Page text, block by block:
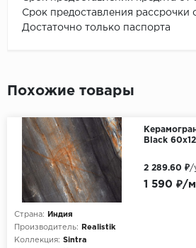
Срок предоставления рассрочки
Достаточно только паспорта
Похожие товары
Black
Страна:
Индия
Производитель:
Realistik
Коллекция: Sintra
1 590 ₽/
2 289.60 ₽/